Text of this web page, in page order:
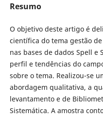
Resumo
O objetivo deste artigo é
científica do tema gestão
nas bases de dados Spell e
perfil e tendências do
sobre o tema. Realizou-se
abordagem qualitativa, a
levantamento e de
Sistemática. A amostra